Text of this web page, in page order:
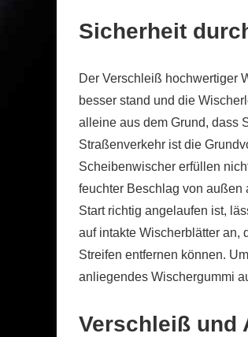
Sicherheit
Der Verschleiß hochwertiger
besser stand und die
alleine aus dem Grund, dass
Straßenverkehr ist die
Scheibenwischer erfüllen
feuchter Beschlag von außen
Start richtig angelaufen ist,
auf intakte Wischerblätter an,
Streifen entfernen können.
anliegendes Wischergummi
Verschleiß und